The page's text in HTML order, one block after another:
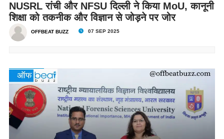
NUSRL रांची और NFSU दिल्ली ने किया MoU, कानूनी
शिक्षा को तकनीक और विज्ञान से जोड़ने पर जोर
OFFBEAT BUZZ 07 SEP 2025